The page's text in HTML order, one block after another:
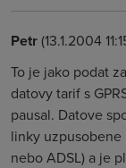
Petr(13.1.2004
To je jako podat
datovy tarif s
pausal. Datove
linky uzpusobene
nebo ADSL) a je